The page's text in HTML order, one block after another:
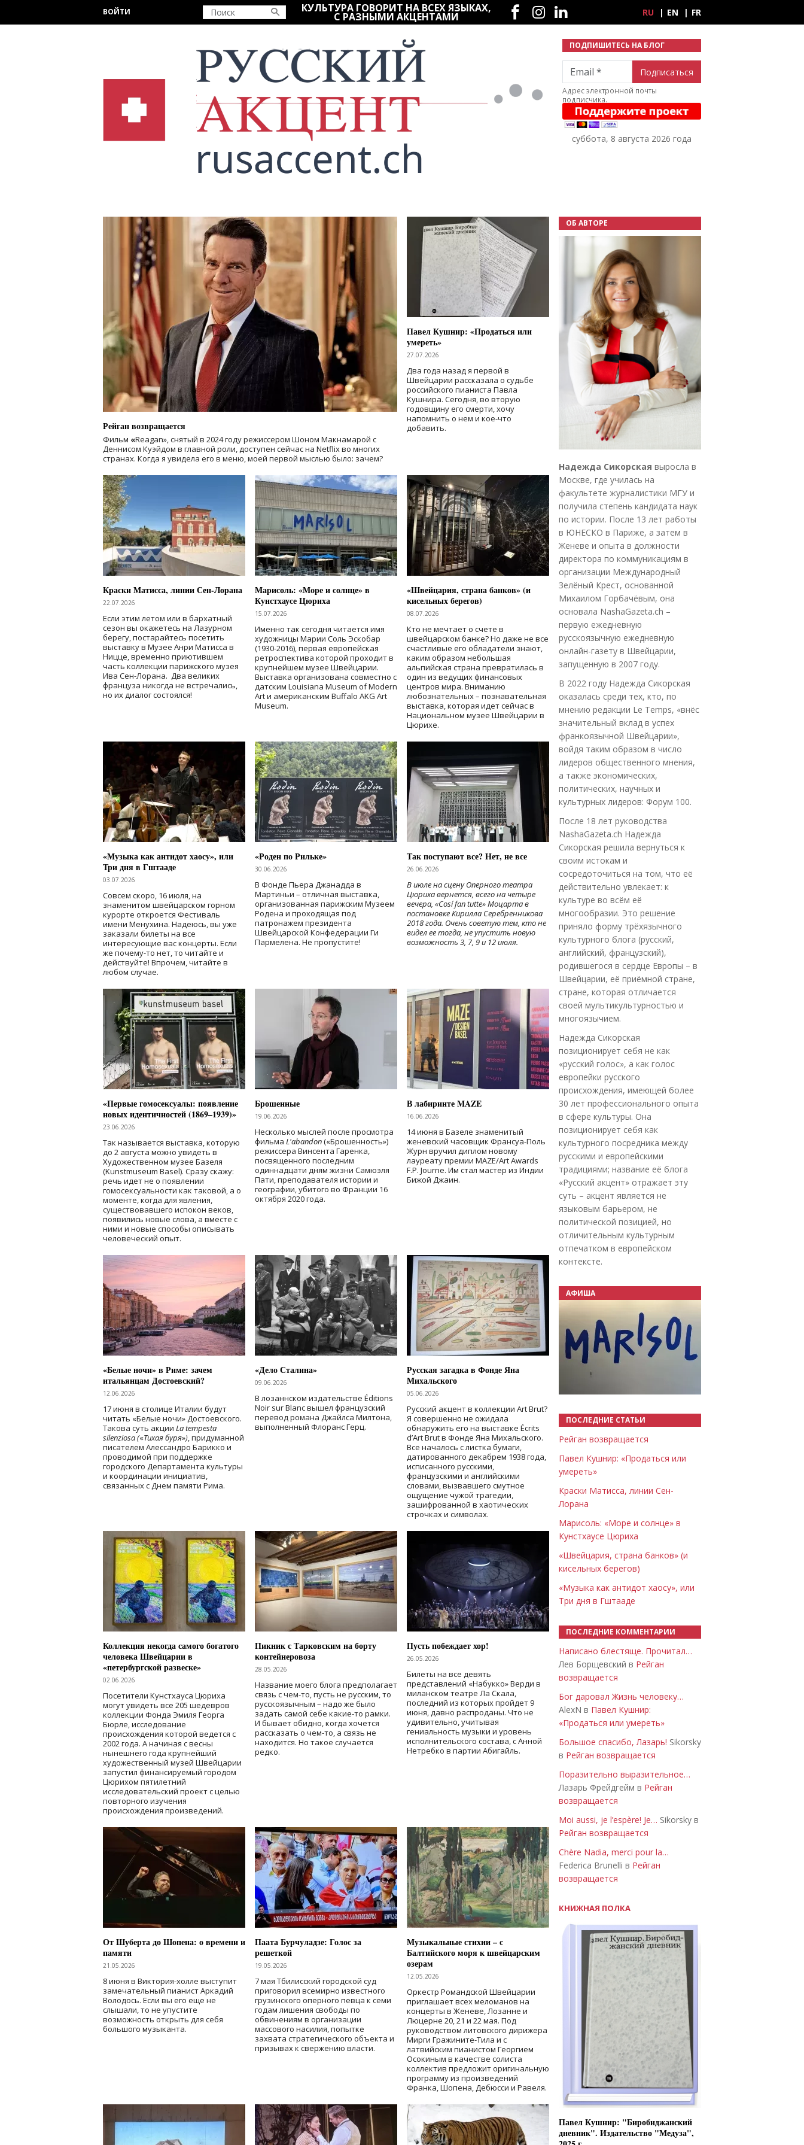
ВОЙТИ КУЛЬТУРА ГОВОРИТ НА ВСЕХ ЯЗЫКАХ,
С РАЗНЫМИ АКЦЕНТАМИ
Социальные сети
RU EN FR
ПОДПИШИТЕСЬ НА БЛОГ
Email
Адрес электронной почты
подписчика.
суббота, 8 августа 2026 года
Рейган возвращается
Фильм «Reagan», снятый в 2024 годурежиссером Шоном Макнамарой с
Деннисом Куэйдом в главной роли, доступен сейчас на Netflix во многих
странах. Когда я увидела его в меню, моей первой мыслью было: зачем?
Павел Кушнир: «Продаться или
умереть»
27.07.2026
Два года назад я первой в
Швейцарии рассказала о судьбе
российского пианиста Павла
Кушнира. Сегодня, во вторую
годовщину его смерти, хочу
напомнить о нем и кое-что
добавить.
Краски Матисса, линии Сен-Лорана
22.07.2026
Если этим летом или в бархатный
сезон вы окажетесь на Лазурном
берегу, постарайтесь посетить
выставку в Музее Анри Матисса в
Ницце, временно приютившем
часть коллекции парижского музея
Ива Сен-Лорана. Два великих
француза никогда не встречались,
но их диалог состоялся!
Марисоль: «Море и солнце» в
Кунстхаусе Цюриха
15.07.2026
Именно так сегодня читается имя
художницы Марии Соль Эскобар
(1930-2016), первая европейская
ретроспектива которой проходит в
крупнейшем музее Швейцарии.
Выставка организована совместно с
датским Louisiana Museum of Modern
Art и американским Buffalo AKG Art
Museum.
«Швейцария, страна банков» (и
кисельных берегов)
08.07.2026
Кто не мечтает о счете в
швейцарском банке? Но даже не все
счастливые его обладатели знают,
каким образом небольшая
альпийская страна превратилась в
один из ведущих финансовых
центров мира. Вниманию
любознательных – познавательная
выставка, которая идет сейчас в
Национальном музее Швейцарии в
Цюрихе.
«Музыка как антидот хаосу», или
Три дня в Гштааде
03.07.2026
Совсем скоро, 16 июля, на
знаменитом швейцарском горном
курорте откроется Фестиваль
имени Менухина. Надеюсь, вы уже
заказали билеты на все
интересующие вас концерты. Если
же почему-то нет, то читайте и
действуйте! Впрочем, читайте в
любом случае.
«Роден по Рильке»
30.06.2026
В Фонде Пьера Джанадда в
Мартиньи – отличная выставка,
организованная парижским Музеем
Родена и проходящая под
патронажем президента
Швейцарской Конфедерации Ги
Пармелена. Не пропустите!
Так поступают все? Нет, не все
26.06.2026
В июле на сцену Оперного театра
Цюриха вернется, всего на четыре
вечера, «Cosí fan tutte» Моцарта в
постановке Кирилла Серебренникова
2018 года. Очень советую тем, кто не
видел ее тогда, не упустить новую
возможность 3, 7, 9 и 12 июля.
«Первые гомосексуалы: появление
новых идентичностей (1869–1939)»
23.06.2026
Так называется выставка, которую
до 2 августа можно увидеть в
Художественном музее Базеля
(Kunstmuseum Basel). Сразу скажу:
речь идет не о появлении
гомосексуальности как таковой, а о
моменте, когда для явления,
существовавшего испокон веков,
появились новые слова, а вместе с
ними и новые способы описывать
человеческий опыт.
Брошенные
19.06.2026
Несколько мыслей после просмотра
фильма L'abandon(«Брошенность»)
режиссера Винсента Гаренка,
посвященного последним
одиннадцати дням жизни Самюэля
Пати, преподавателя истории и
географии, убитого во Франции 16
октября 2020 года.
В лабиринте MAZE
16.06.2026
14 июня в Базеле знаменитый
женевский часовщик Франсуа-Поль
Журн вручил диплом новому
лауреату премии MAZE/Art Awards
F.P. Journe. Им стал мастер из Индии
Бижой Джаин.
«Белые ночи» в Риме: зачем
итальянцам Достоевский?
12.06.2026
17 июня в столице Италии будут
читать «Белые ночи» Достоевского.
Такова суть акции La tempesta
silenziosa («Тихая буря»), придуманной
писателем Алессандро Барикко и
проводимой при поддержке
городского Департамента культуры
и координации инициатив,
связанных с Днем памяти Рима.
«Дело Сталина»
09.06.2026
В лозаннском издательстве Éditions
Noir sur Blanc вышел французский
перевод романа Джайлса Милтона,
выполненный Флоранс Герц.
Русская загадка в Фонде Яна
Михальского
05.06.2026
Русский акцент в коллекции Art Brut?
Я совершенно не ожидала
обнаружить его на выставке Écrits
d’Art Brut в Фонде Яна Михальского.
Все началось с листка бумаги,
датированного декабрем 1938 года,
исписанного русскими,
французскими и английскими
словами, вызвавшего смутное
ощущение чужой трагедии,
зашифрованной в хаотических
строчках и символах.
Коллекция некогда самого богатого
человека Швейцарии в
«петербургской развеске»
02.06.2026
Посетители Кунстхауса Цюриха
могут увидеть все 205 шедевров
коллекции Фонда Эмиля Георга
Бюрле, исследование
происхождения которой ведется с
2002 года. А начиная с весны
нынешнего года крупнейший
художественный музей Швейцарии
запустил финансируемый городом
Цюрихом пятилетний
исследовательский проект с целью
повторного изучения
происхождения произведений.
Пикник с Тарковским на борту
контейнеровоза
28.05.2026
Название моего блога предполагает
связь с чем-то, пусть не русским, то
русскоязычным – надо же было
задать самой себе какие-то рамки.
И бывает обидно, когда хочется
рассказать о чем-то, а связь не
находится. Но такое случается
редко.
Пусть побеждает хор!
26.05.2026
Билеты на все девять
представлений «Набукко» Верди в
миланском театре Ла Скала,
последний из которых пройдет 9
июня, давно распроданы. Что не
удивительно, учитывая
гениальность музыки и уровень
исполнительского состава, с Анной
Нетребко в партии Абигайль.
От Шуберта до Шопена: о времени и
памяти
21.05.2026
8 июня в Виктория-холле выступит
замечательный пианист Аркадий
Володось. Если вы его еще не
слышали, то не упустите
возможность открыть для себя
большого музыканта.
Паата Бурчуладзе: Голос за
решеткой
19.05.2026
7 мая Тбилисский городской суд
приговорил всемирно известного
грузинского оперного певца к семи
годам лишения свободы по
обвинениям в организации
массового насилия, попытке
захвата стратегического объекта и
призывах к свержению власти.
Музыкальные стихии – с
Балтийского моря к швейцарским
озерам
12.05.2026
Оркестр Романдской Швейцарии
приглашает всех меломанов на
концерты в Женеве, Лозанне и
Люцерне 20, 21 и 22 мая. Под
руководством литовского дирижера
Мирги Гражините-Тила и с
латвийским пианистом Георгием
Осокиным в качестве солиста
коллектив предложит оригинальную
программу из произведений
Франка, Шопена, Дебюсси и Равеля.
ОБ АВТОРЕ
Надежда Сикорская выросла в
Москве, где училась на
факультете журналистики МГУ и
получила степень кандидата наук
по истории. После 13 лет работы
в ЮНЕСКО в Париже, а затем в
Женеве и опыта в должности
директора по коммуникациям в
организации Международный
Зелёный Крест, основанной
Михаилом Горбачёвым, она
основала NashaGazeta.ch –
первую ежедневную
русскоязычную ежедневную
онлайн-газету в Швейцарии,
запущенную в 2007 году.
В 2022 году Надежда Сикорская
оказалась среди тех, кто, по
мнению редакции Le Temps, «внёс
значительный вклад в успех
франкоязычной Швейцарии»,
войдя таким образом в число
лидеров общественного мнения,
а также экономических,
политических, научных и
культурных лидеров: Форум 100.
После 18 лет руководства
NashaGazeta.ch Надежда
Сикорская решила вернуться к
своим истокам и
сосредоточиться на том, что её
действительно увлекает: к
культуре во всём её
многообразии. Это решение
приняло форму трёхязычного
культурного блога (русский,
английский, французский),
родившегося в сердце Европы – в
Швейцарии, её приёмной стране,
стране, которая отличается
своей мультикультурностью и
многоязычием.
Надежда Сикорская
позиционирует себя не как
«русский голос», а как голос
европейки русского
происхождения, имеющей более
30 лет профессионального опыта
в сфере культуры. Она
позиционирует себя как
культурного посредника между
русскими и европейскими
традициями; название её блога
«Русский акцент» отражает эту
суть – акцент является не
языковым барьером, не
политической позицией, но
отличительным культурным
отпечатком в европейском
контексте.
АФИША
ПОСЛЕДНИЕ СТАТЬИ
Рейган возвращается
Павел Кушнир: «Продаться или
умереть»
Краски Матисса, линии Сен-
Лорана
Марисоль: «Море и солнце» в
Кунстхаусе Цюриха
«Швейцария, страна банков» (и
кисельных берегов)
«Музыка как антидот хаосу», или
Три дня в Гштааде
ПОСЛЕДНИЕ КОММЕНТАРИИ
Написано блестяще. Прочитал…
Лев Борщевский в Рейган
возвращается
Бог даровал Жизнь человеку…
AlexN в Павел Кушнир:
«Продаться или умереть»
Большое спасибо, Лазарь! Sikorsky
в Рейган возвращается
Поразительно выразительное…
Лазарь Фрейдгейм в Рейган
возвращается
Moi aussi, je l’espère! Je… Sikorsky в
Рейган возвращается
Chère Nadia, merci pour la…
Federica Brunelli в Рейган
возвращается
КНИЖНАЯ ПОЛКА
Павел Кушнир: "Биробиджанский
дневник". Издательство "Медуза",